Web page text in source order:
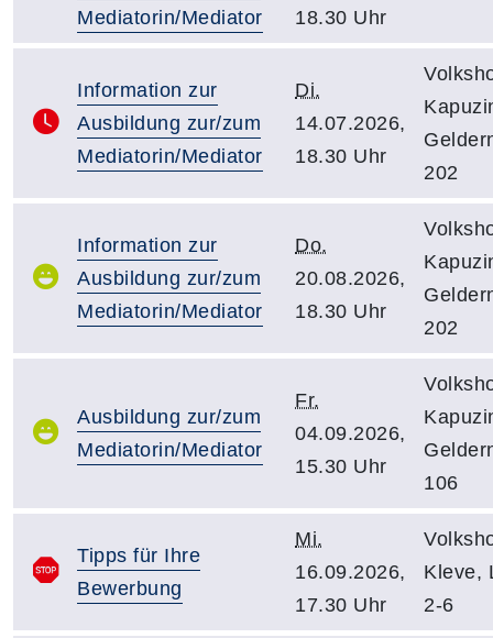
Mediatorin/Mediator
18.30 Uhr
Information zur
Ausbildung zur/zum
Mediatorin/Mediator
Di.
14.07.2026,
18.30 Uhr
202
Information zur
Ausbildung zur/zum
Mediatorin/Mediator
Do.
20.08.2026,
18.30 Uhr
202
Ausbildung zur/zum
Mediatorin/Mediator
Fr.
04.09.2026,
15.30 Uhr
106
Tipps für Ihre
Bewerbung
Mi.
16.09.2026,
17.30 Uhr
Kleve,
2-6